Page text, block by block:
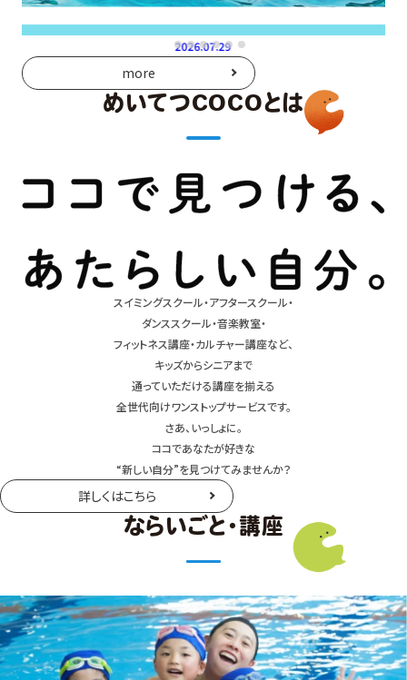
2026.07.29
more
めいてつCOCOとは
スイミングスクール・アフタースクール・
ダンススクール・音楽教室・
フィットネス講座・カルチャー講座など、
キッズからシニアまで
通っていただける講座を揃える
全世代向けワンストップサービスです。
さあ、いっしょに。
ココであなたが好きな
“新しい自分”を見つけてみませんか？
詳しくはこちら
ならいごと・講座